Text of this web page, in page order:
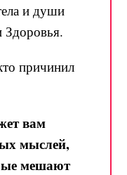
и души
Здоровья.
причинил
вам
мыслей,
мешают